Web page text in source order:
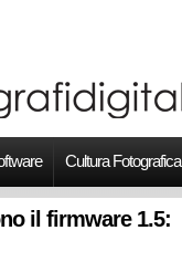
Cultura Fotografica
il firmware 1.5: